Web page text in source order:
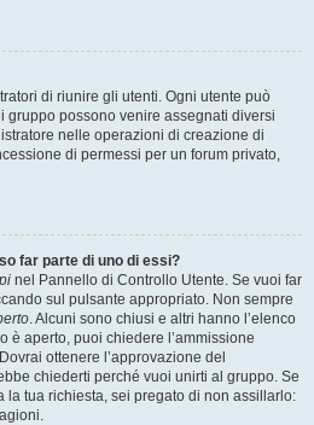
di riunire gli utenti. Ogni utente può
gruppo possono venire assegnati diversi
nelle operazioni di creazione di
di permessi per un forum privato,
far parte di uno di essi?
nel Pannello di Controllo Utente. Se vuoi far
sul pulsante appropriato. Non sempre
. Alcuni sono chiusi e altri hanno l’elenco
è aperto, puoi chiedere l’ammissione
ottenere l’approvazione del
chiederti perché vuoi unirti al gruppo. Se
la tua richiesta, sei pregato di non assillarlo: